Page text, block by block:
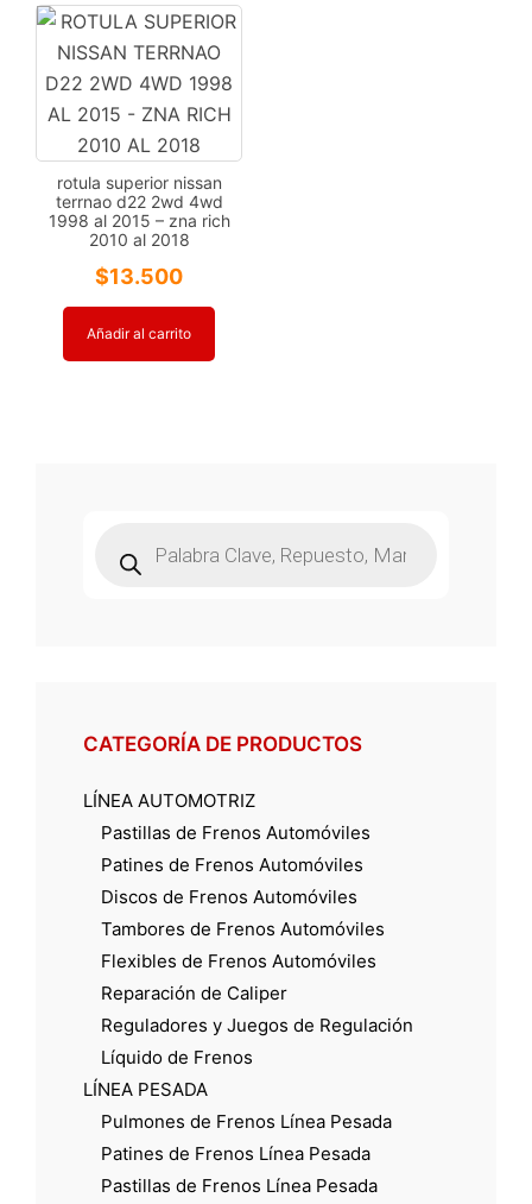
rotula superior nissan
terrnao d22 2wd 4wd
1998 al 2015 – zna rich
2010 al 2018
$13.500
Añadir al carrito
productos
CATEGORÍA DE PRODUCTOS
LÍNEA AUTOMOTRIZ
Pastillas de Frenos Automóviles
Patines de Frenos Automóviles
Discos de Frenos Automóviles
Tambores de Frenos Automóviles
Flexibles de Frenos Automóviles
Reparación de Caliper
Reguladores y Juegos de Regulación
Líquido de Frenos
LÍNEA PESADA
Pulmones de Frenos Línea Pesada
Patines de Frenos Línea Pesada
Pastillas de Frenos Línea Pesada